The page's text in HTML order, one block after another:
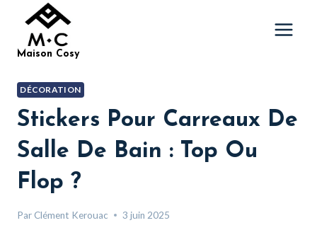
contenu
Maison Cosy
DÉCORATION
Stickers Pour Carreaux De
Salle De Bain : Top Ou
Flop ?
Par Clément Kerouac 3 juin 2025